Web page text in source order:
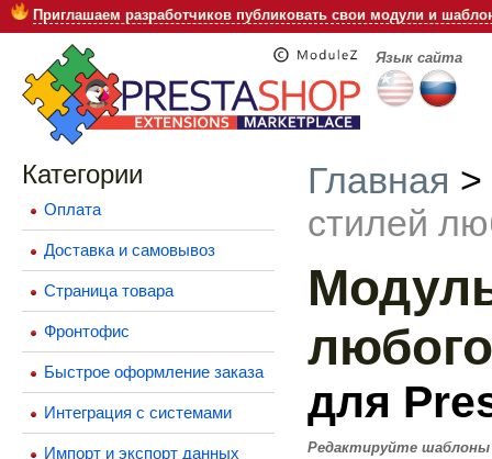
Приглашаем разработчиков публиковать свои модули и
Язык сайта
Категории
Оплата
Доставка и самовывоз
Страница товара
Фронтофис
Быстрое оформление заказа
Интеграция с системами
Импорт и экспорт данных
Главная >
стилей
для
Редактируйте шаблоны